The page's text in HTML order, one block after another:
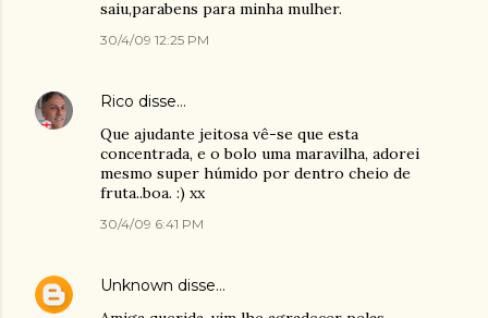
saiu,parabens para minha mulher.
30/4/09 12:25 PM
Rico disse…
Que ajudante jeitosa vê-se que esta
concentrada, e o bolo uma maravilha, adorei
mesmo super húmido por dentro cheio de
fruta..boa. :) xx
30/4/09 6:41 PM
Unknown disse…